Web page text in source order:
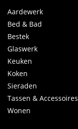
Aardewerk
Bed & Bad
Bestek
Glaswerk
Keuken
Koken
Sieraden
Tassen & Accessoires
Wonen